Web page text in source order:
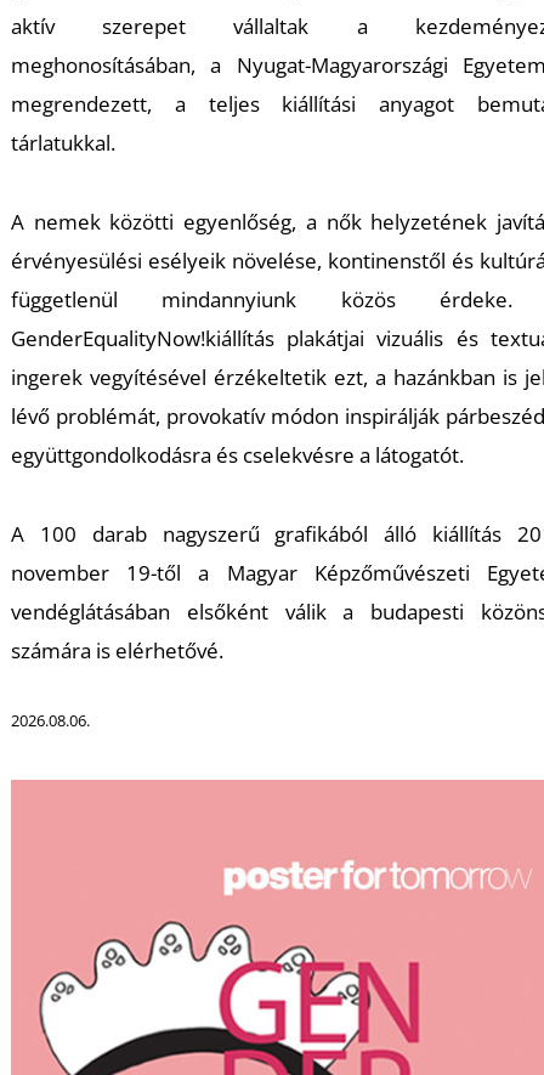
aktív szerepet vállaltak a
meghonosításában, a Nyugat-Magyarországi
megrendezett, a teljes kiállítási anyagot
tárlatukkal.
A nemek közötti egyenlőség, a nők helyzetének
érvényesülési esélyeik növelése, kontinenstől és
függetlenül mindannyiunk közös
GenderEqualityNow!kiállítás plakátjai vizuális és
ingerek vegyítésével érzékeltetik ezt, a hazánkban is
lévő problémát, provokatív módon inspirálják
együttgondolkodásra és cselekvésre a látogatót.
A 100 darab nagyszerű grafikából álló kiállítás
november 19-től a Magyar Képzőművészeti
vendéglátásában elsőként válik a budapesti
számára is elérhetővé.
2026.08.06.